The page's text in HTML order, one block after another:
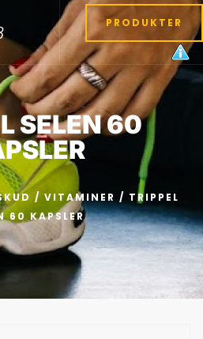
PRODUKTER
SELEN 60
/ VITAMINER / TRIPPEL
60 KAPSLER